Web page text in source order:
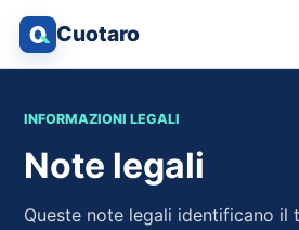
Cuotaro
INFORMAZIONI LEGALI
Note legali
Queste note legali identificano il